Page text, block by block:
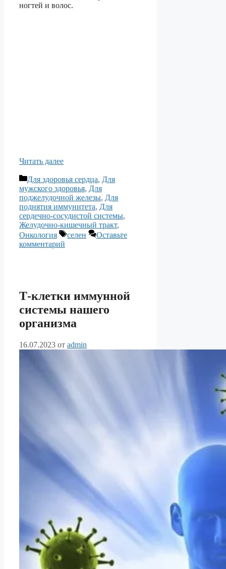
ногтей и волос.
Читать далее
Рубрики
Для здоровья сердца, Для
мужского здоровья, Для
поджелудочной железы, Для
поднятия иммунитета, Для
сердечно-сосудистой системы,
Желудочно-кишечный тракт,
Онкология
Метки
селен
Оставьте
комментарий
Т-клетки иммунной
системы нашего
организма
16.07.2023 от admin